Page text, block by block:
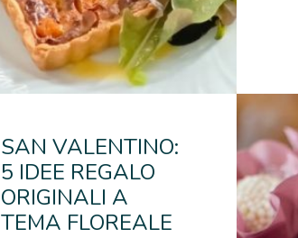
SAN VALENTINO:
5 IDEE REGALO
ORIGINALI A
TEMA FLOREALE